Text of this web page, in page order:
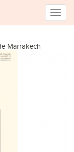
Toggle
Marrakech